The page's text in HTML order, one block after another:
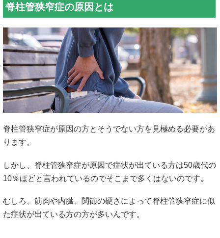
脊柱管狭窄症の原因とは
脊柱管狭窄症が原因の方とそうでない方を見極める必要があ
ります。
しかし、脊柱管狭窄症が原因で症状が出ている方は50歳代の
10％ほどと言われているのでそこまで多くはないのです。
むしろ、筋肉や内臓、関節の硬さによって脊柱管狭窄症に似
た症状が出ている方の方が多いんです。